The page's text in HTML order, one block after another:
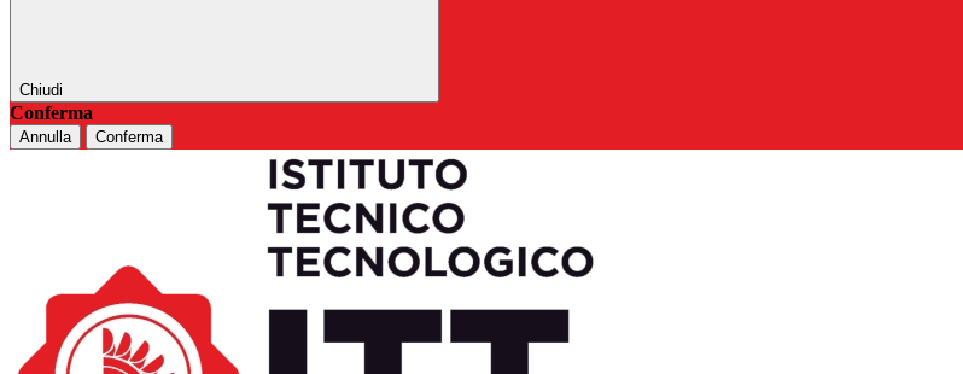
Chiudi
Conferma
Annulla Conferma